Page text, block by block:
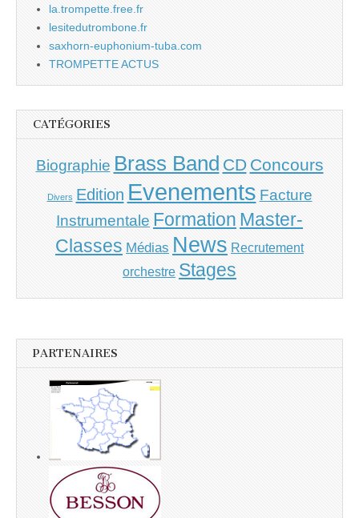
la.trompette.free.fr
lesitedutrombone.fr
saxhorn-euphonium-tuba.com
TROMPETTE ACTUS
CATÉGORIES
Biographie Brass Band CD Concours
Divers Edition Evenements Facture
Instrumentale Formation Master-
Classes Médias News Recrutement
orchestre Stages
PARTENAIRES